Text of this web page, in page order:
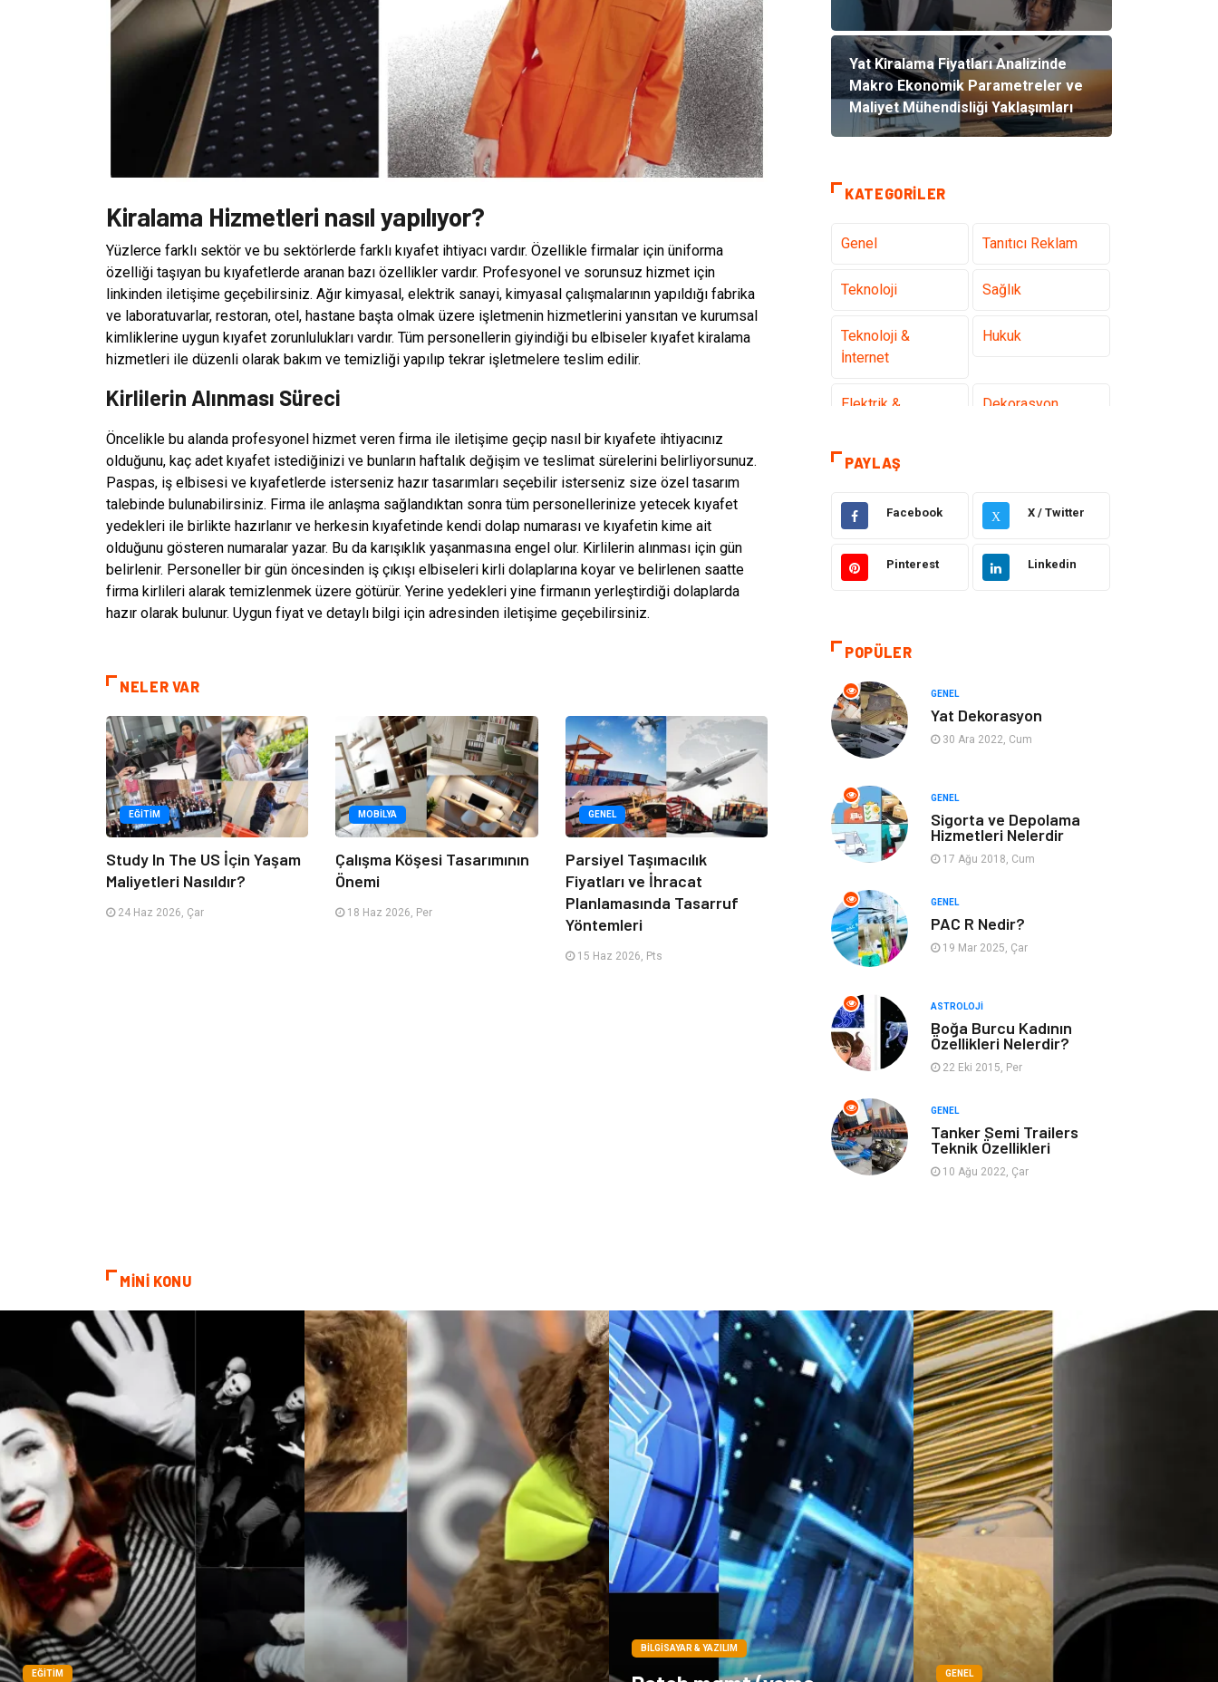
Kiralama Hizmetleri nasıl yapılıyor?
Yüzlerce farklı sektör ve bu sektörlerde farklı kıyafet ihtiyacı vardır. Özellikle firmalar için üniforma
özelliği taşıyan bu kıyafetlerde aranan bazı özellikler vardır. Profesyonel ve sorunsuz hizmet için
linkinden iletişime geçebilirsiniz. Ağır kimyasal, elektrik sanayi, kimyasal çalışmalarının yapıldığı fabrika
ve laboratuvarlar, restoran, otel, hastane başta olmak üzere işletmenin hizmetlerini yansıtan ve kurumsal
kimliklerine uygun kıyafet zorunlulukları vardır. Tüm personellerin giyindiği bu elbiseler kıyafet kiralama
hizmetleri ile düzenli olarak bakım ve temizliği yapılıp tekrar işletmelere teslim edilir.
Kirlilerin Alınması Süreci
Öncelikle bu alanda profesyonel hizmet veren firma ile iletişime geçip nasıl bir kıyafete ihtiyacınız
olduğunu, kaç adet kıyafet istediğinizi ve bunların haftalık değişim ve teslimat sürelerini belirliyorsunuz.
Paspas, iş elbisesi ve kıyafetlerde isterseniz hazır tasarımları seçebilir isterseniz size özel tasarım
talebinde bulunabilirsiniz. Firma ile anlaşma sağlandıktan sonra tüm personellerinize yetecek kıyafet
yedekleri ile birlikte hazırlanır ve herkesin kıyafetinde kendi dolap numarası ve kıyafetin kime ait
olduğunu gösteren numaralar yazar. Bu da karışıklık yaşanmasına engel olur. Kirlilerin alınması için gün
belirlenir. Personeller bir gün öncesinden iş çıkışı elbiseleri kirli dolaplarına koyar ve belirlenen saatte
firma kirlileri alarak temizlenmek üzere götürür. Yerine yedekleri yine firmanın yerleştirdiği dolaplarda
hazır olarak bulunur. Uygun fiyat ve detaylı bilgi için adresinden iletişime geçebilirsiniz.
NELER VAR
EĞITIM
Study In The US İçin Yaşam
Maliyetleri Nasıldır?
24 Haz 2026, Çar
MOBILYA
Çalışma Köşesi Tasarımının
Önemi
18 Haz 2026, Per
GENEL
Parsiyel Taşımacılık
Fiyatları ve İhracat
Planlamasında Tasarruf
Yöntemleri
15 Haz 2026, Pts
Yat Kiralama Fiyatları Analizinde
Makro Ekonomik Parametreler ve
Maliyet Mühendisliği Yaklaşımları
KATEGORILER
Genel Tanıtıcı Reklam
Teknoloji Sağlık
Teknoloji &
İnternet
Hukuk
Elektrik &
Dekorasyon
Güzellik ve Bakım
Giyim Sağlıklı Yaşam
Makine Otomotiv
Gıda
Spor
Tatil Hobi
Emlak
Genel Kültür
Bilgisayar &
Yazılım
Müzik
Mobilya Ev İşleri
Finans Tekstil
Aksesuar Anne Çocuk
Astroloji
Sigorta Bebek Giyim
PAYLAŞ
Facebook X X / Twitter
Pinterest Linkedin
POPÜLER
GENEL
Yat Dekorasyon
30 Ara 2022, Cum
GENEL
Sigorta ve Depolama
Hizmetleri Nelerdir
17 Ağu 2018, Cum
GENEL
PAC R Nedir?
19 Mar 2025, Çar
ASTROLOJI
Boğa Burcu Kadının
Özellikleri Nelerdir?
22 Eki 2015, Per
GENEL
Tanker Semi Trailers
Teknik Özellikleri
10 Ağu 2022, Çar
MİNİ KONU
EĞITIM
BILGISAYAR & YAZILIM
GENEL